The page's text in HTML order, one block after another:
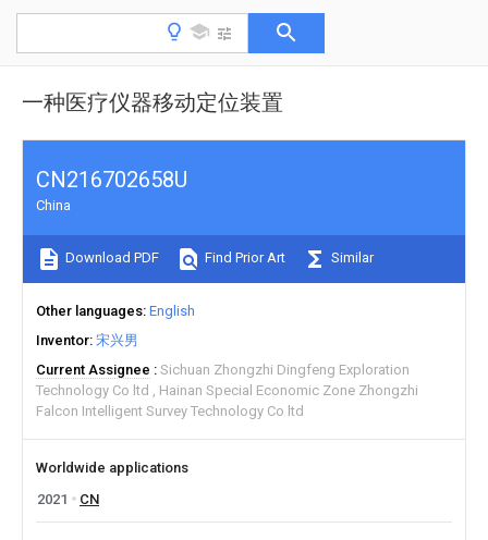
一种医疗仪器移动定位装置
CN216702658U
China
Download PDF Find Prior Art Similar
Other languages English
Inventor 宋兴男
Current Assignee
Sichuan Zhongzhi Dingfeng Exploration
Technology Co ltd
Hainan Special Economic Zone Zhongzhi
Falcon Intelligent Survey Technology Co ltd
Worldwide applications
2021
CN